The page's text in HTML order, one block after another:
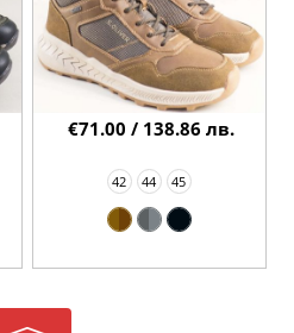
42 44 45
€71.00 / 138.86 лв.